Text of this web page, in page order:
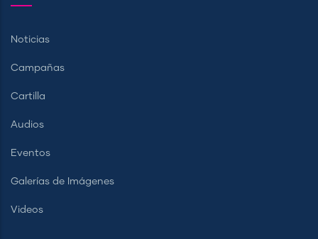
Noticias
Campañas
Cartilla
Audios
Eventos
Galerías de Imágenes
Videos